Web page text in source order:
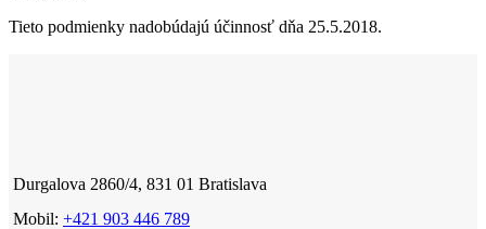
Tieto podmienky nadobúdajú účinnosť dňa 25.5.2018.
Durgalova 2860/4, 831 01 Bratislava
Mobil: +421 903 446 789